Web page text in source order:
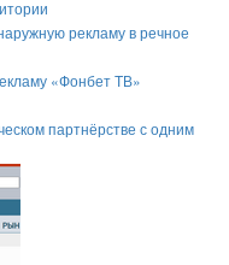
рекламу в речное
«Фонбет ТВ»
партнёрстве с одним